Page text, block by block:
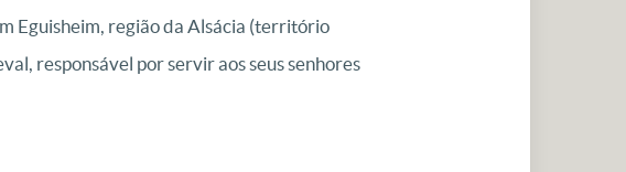
Eguisheim, região da Alsácia (território
responsável por servir aos seus senhores